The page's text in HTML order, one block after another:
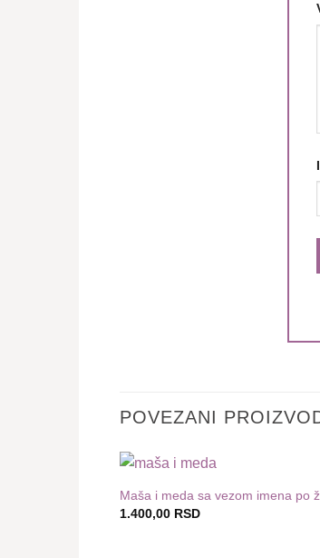
POVEZANI
Maša i meda sa vezom imena po
1.400,00 RSD